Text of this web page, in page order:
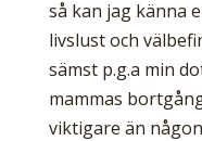
så kan jag känna
livslust och
sämst p.g.a min
mammas
viktigare än